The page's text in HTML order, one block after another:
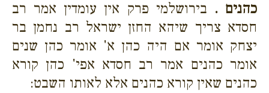
כהנים . בירושלמי פרק אין עומדין אמר רב
חסדא צריך שיהא החזן ישראל רב נחמן בר
יצחק אומר אם היה כהן א' אומר כהן שנים
אומר כהנים אמר רב חסדא אפי' כהן קורא
כהנים שאין קורא כהנים אלא לאותו השבט: